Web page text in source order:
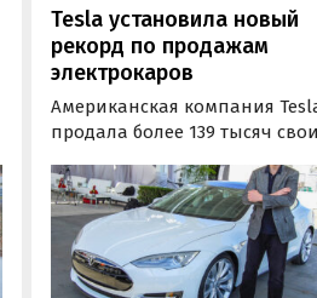
Tesla установила новый
рекорд по продажам
электрокаров
Американская компания
продала более 139 тысяч
третьего квартала 2020 года.
Это новый рекорд
продаж для Tesla, а также
заметное превышение
прогнозных показателей,